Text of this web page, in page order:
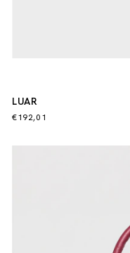
LUAR
€192,01